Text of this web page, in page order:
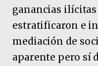
ganancias ilícitas
estratificaron e
mediación de
aparente pero sí